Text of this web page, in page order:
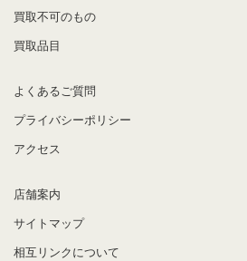
買取不可のもの
買取品目
よくあるご質問
プライバシーポリシー
アクセス
店舗案内
サイトマップ
相互リンクについて